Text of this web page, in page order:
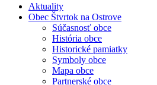
Aktuality
Obec Štvrtok na Ostrove
Súčasnosť obce
História obce
Historické pamiatky
Symboly obce
Mapa obce
Partnerské obce